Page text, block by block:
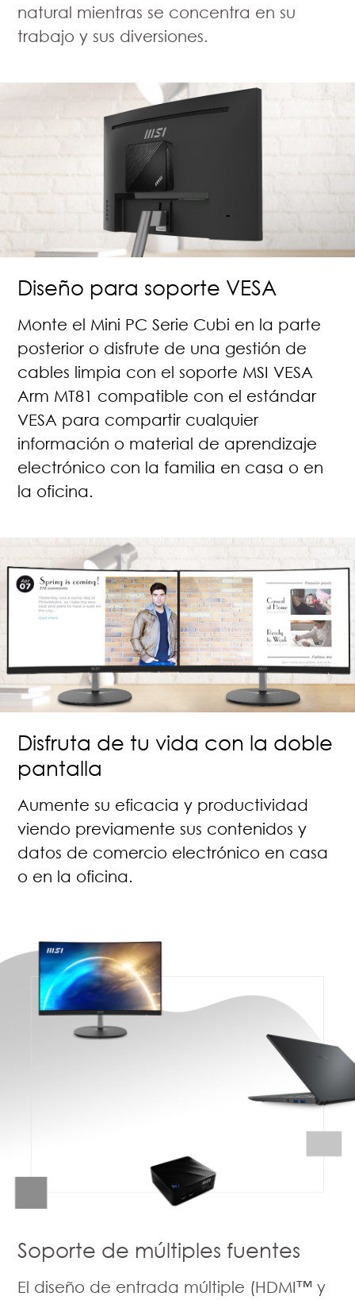
natural mientras se concentra en su
trabajo y sus diversiones.
Diseño para soporte VESA
Monte el Mini PC Serie Cubi en la parte
posterior o disfrute de una gestión de
cables limpia con el soporte MSI VESA
Arm MT81 compatible con el estándar
VESA para compartir cualquier
información o material de aprendizaje
electrónico con la familia en casa o en
la oficina.
Disfruta de tu vida con la doble
pantalla
Aumente su eficacia y productividad
viendo previamente sus contenidos y
datos de comercio electrónico en casa
o en la oficina.
Soporte de múltiples fuentes
El diseño de entrada múltiple (HDMI™ y